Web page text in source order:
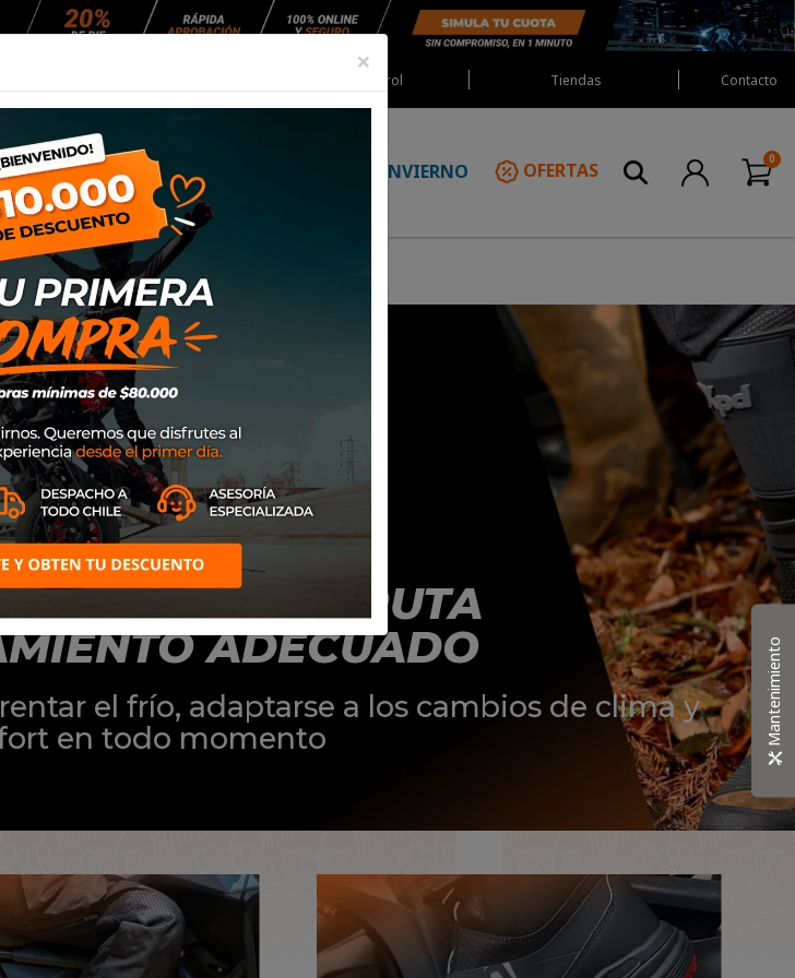
Red Castrol Tiendas Contacto
NEUMÁTICOS MANTENCIÓN INVIERNO OFERTAS
RUTA SE DISFRUTA
ADECUADO
el frío, adaptarse a los cambios de clima y
en todo momento
×
Mantenimiento